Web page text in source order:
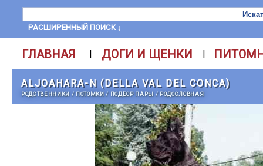
РАСШИРЕННЫЙ ПОИСК ↓
ГЛАВНАЯ | ДОГИ И ЩЕНКИ |
ALJOAHARA-N (DELLA VAL DEL CONCA)
РОДСТВЕННИКИ / ПОТОМКИ/ ПОДБОР ПАРЫ / РОДОСЛОВНАЯ